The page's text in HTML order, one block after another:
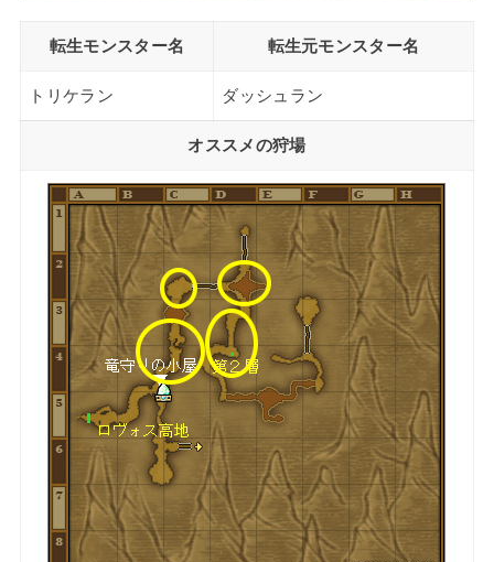
転生モンスター名 転生元モンスター名
トリケラン ダッシュラン
オススメの狩場